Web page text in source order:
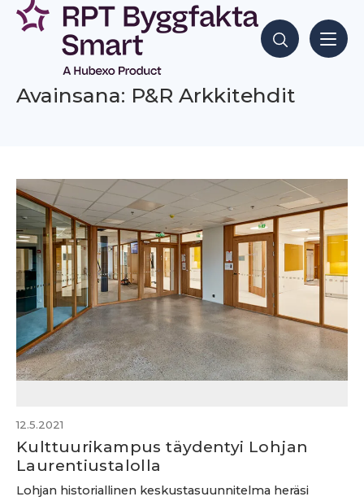
Siirry
sisältöön
Hae sisältöjä
Avainsana: P&R Arkkitehdit
12.5.2021
Kulttuurikampus täydentyi Lohjan
Laurentiustalolla
Lohjan historiallinen keskustasuunnitelma heräsi